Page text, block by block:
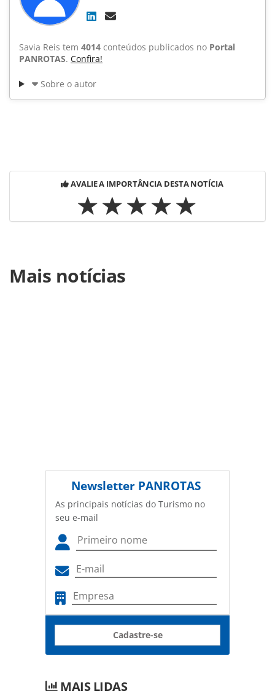
Savia Reis tem 4014 conteúdos publicados no Portal
PANROTAS. Confira!
Sobre o autor
AVALIE A IMPORTÂNCIA DESTA NOTÍCIA
https://www.panrotas.com.br/noticia-
turismo/aviacao/2014/01/valor-maximo-de-bilhetes-da-
Mais notícias
Newsletter PANROTAS
As principais notícias do Turismo no
seu e-mail
Cadastre-se
MAIS LIDAS